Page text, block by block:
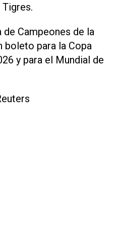
de Campeones de la
boleto para la Copa
y para el Mundial de